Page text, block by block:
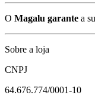
O Magalu garante a
Sobre a loja
CNPJ
64.676.774/0001-10